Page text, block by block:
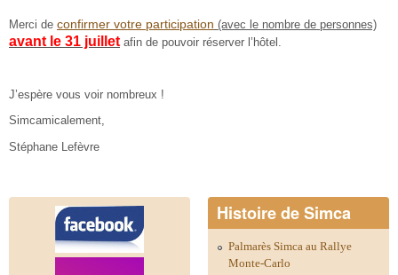
Merci de confirmer votre participation (avec le nombre de personnes)
avant le 31 juillet afin de pouvoir réserver l’hôtel.
J’espère vous voir nombreux !
Simcamicalement,
Stéphane Lefèvre
Histoire de Simca
Palmarès Simca au Rallye
Monte-Carlo